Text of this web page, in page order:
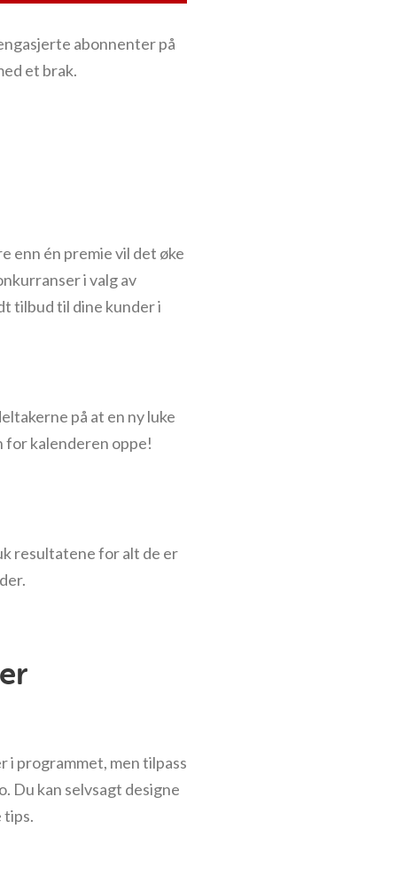
abonnenter på
et brak.
enn én premie vil det øke
i valg av
tilbud til dine kunder i
på at en ny luke
for kalenderen oppe!
resultatene for alt de er
programmet, men tilpass
Du kan selvsagt designe